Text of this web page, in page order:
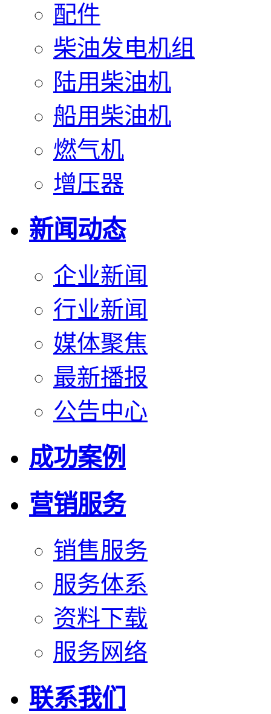
配件
柴油发电机组
陆用柴油机
船用柴油机
燃气机
增压器
新闻动态
企业新闻
行业新闻
媒体聚焦
最新播报
公告中心
成功案例
营销服务
销售服务
服务体系
资料下载
服务网络
联系我们